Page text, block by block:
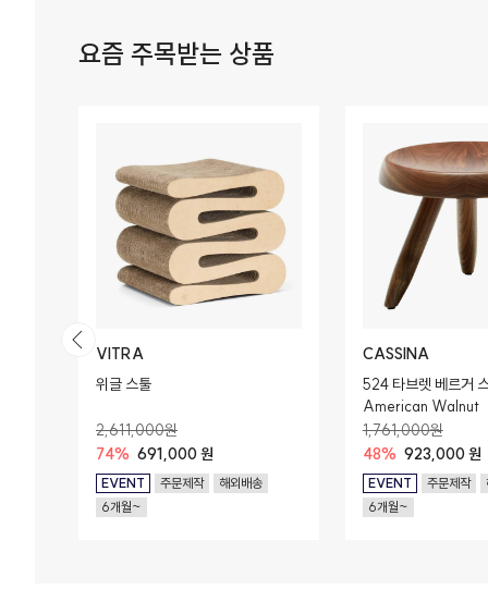
요즘 주목받는 상품
VITRA
위글 스툴
2,611,000원
74% 691,000 원
EVENT 주문제작
해외배송
6개월~
CASSINA
524 타브렛 베르거
American Walnut
1,761,000원
48% 923,000 원
EVENT 주문제작
6개월~